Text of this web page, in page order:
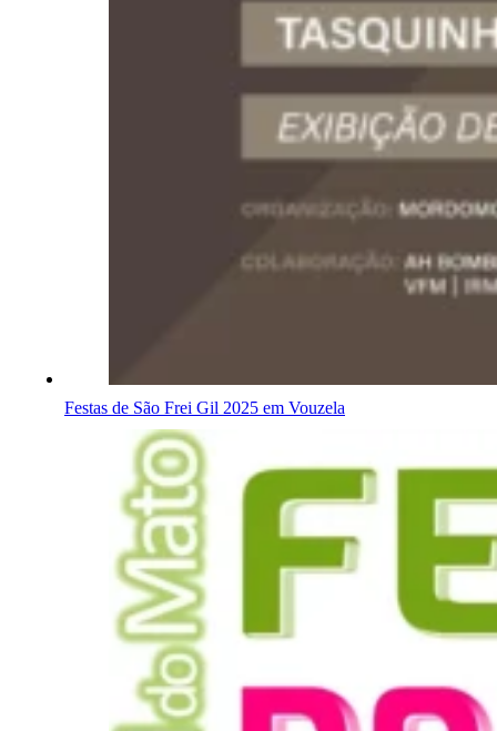
Festas de São Frei Gil 2025 em Vouzela